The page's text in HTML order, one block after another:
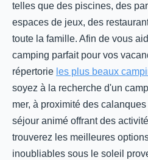
telles que des piscines, des
espaces de jeux, des
toute la famille. Afin de vous
camping parfait pour vos
répertorie les plus beaux
soyez à la recherche d'un
mer, à proximité des
séjour animé offrant des
trouverez les meilleures
inoubliables sous le soleil